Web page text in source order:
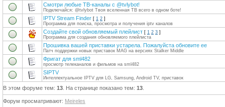
Смотри любые ТВ-каналы с @tvlybot!
Подключайся: @tvlybot Твоя вселенная ТВ всего в одном боте!
IPTV Stream Finder [ 1 2 ]
Программа для поиска, просмотра и получения iptv каналов
Создайте свой обновляемый плейлист [ 1 2 3 ]
Программа для создания обновляемого плейлиста
Прошивка вашей приставки устарела. Пожалуйста обновите ее
Патч поддержки новых приставок MAG на версиях Stalker Middle
Фригат для sml482
просмотр телеканалов и фильмов на sml482
SIPTV
Интеллектуальное IPTV для LG, Samsung, Android TV, приставок
В этом форуме тем: 13 . На странице показано тем: 13
Форум просматривают: Meireles